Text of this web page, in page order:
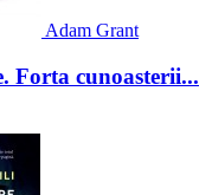
Adam Grant
Forta cunoasterii...